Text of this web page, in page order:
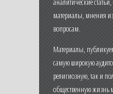
материалы, мнения
вопросам.
Материалы,
самую широкую
религиозную, так и
общественную жизнь